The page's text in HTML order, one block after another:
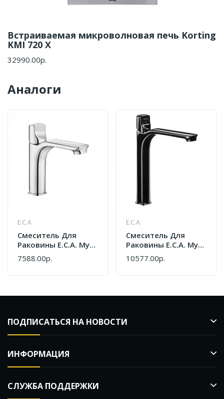
Встраиваемая микроволновая печь Korting
KMI 720 X
32990.00р.
Аналоги
E.C.A.
Cмеситель Для
Раковины E.C.A. Myra
130 102108986HEX
7588.00р.
E.C.A.
Cмеситель Для
Раковины E.C.A. Myra
230 104508984EX
Черный Хром
10577.00р.
ПОДПИСАТЬСЯ НА НОВОСТИ
ИНФОРМАЦИЯ
СЛУЖБА ПОДДЕРЖКИ